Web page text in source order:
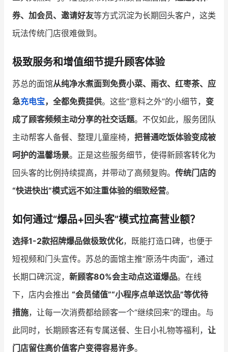
券、加会员、邀请好友等方式沉淀为长期回头客户，这类
玩法传统门店很难做到。
极致服务和增值细节提升顾客体验
苏总的面馆从纯净水煮面到免费小菜、雨衣、红枣茶、应
急充电宝，全都免费提供。这些“意料之外”的小细节， 变
成了顾客频频主动分享的社交话题。不仅如此，服务团队
主动帮客人备餐、整理儿童座椅， 把普通吃饭体验变成被
呵护的温馨场景。正是这些服务细节，使得新顾客转化为
回头客的比例持续提高，并带动了高频复购。 传统门店的
“快进快出”模式远不如注重体验的细致经营。
如何通过“爆品+回头客”模式拉高营业额？
选择1-2款招牌爆品做极致优化，既能打造口碑，也便于
短视频和门头宣传。苏总的面馆主推“原汤牛肉面”，通过
长期口碑沉淀， 新顾客80%会主动点这道爆品。在线
下，店内会推出 “会员储值”“小程序点单送饮品”等优待
措施，让每一次消费都给顾客一个“继续回来”的理由。与
此同时，长期顾客还有专属送餐、生日小礼物等福利， 让
门店留住高价值客户变得容易许多。